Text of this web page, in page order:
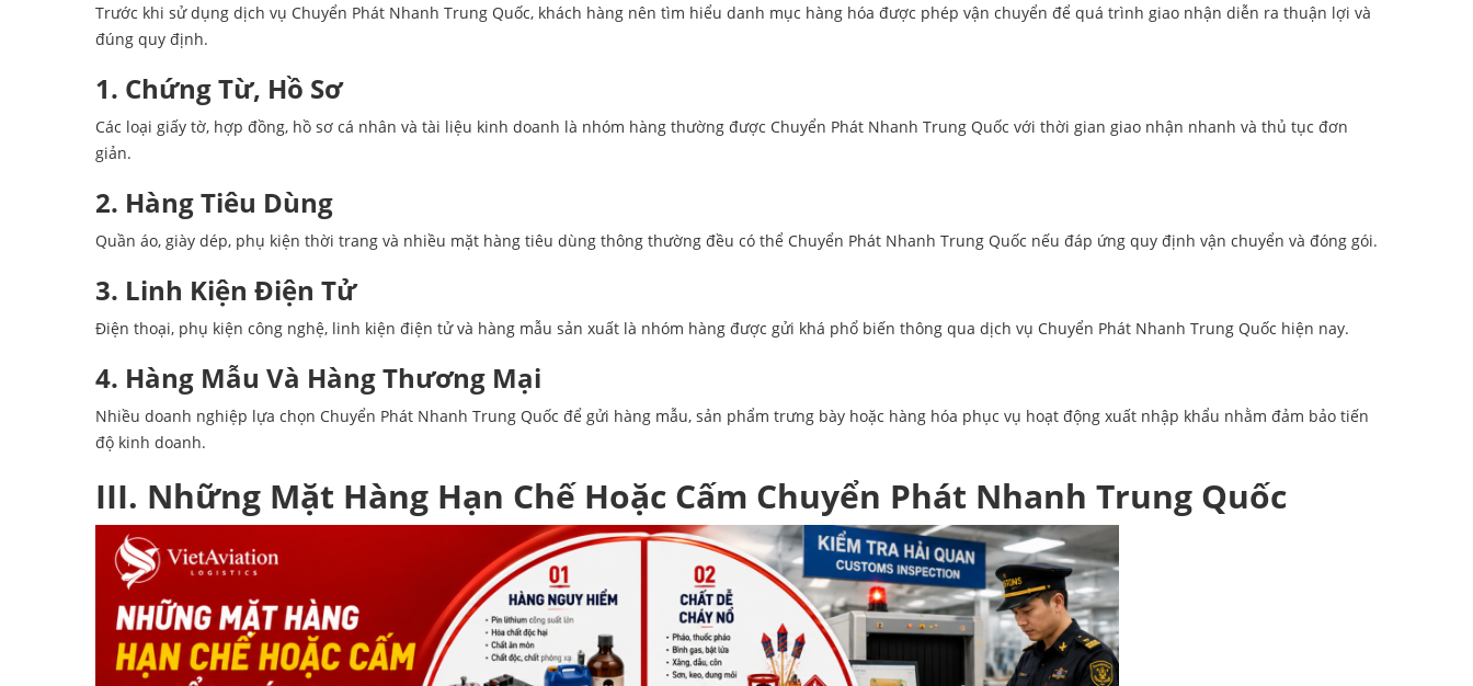
Trước khi sử dụng dịch vụ Chuyển Phát Nhanh Trung Quốc, khách hàng nên tìm hiểu danh mục hàng hóa được phép vận chuyển để quá trình giao nhận diễn ra thuận lợi và
đúng quy định.
1. Chứng Từ, Hồ Sơ
Các loại giấy tờ, hợp đồng, hồ sơ cá nhân và tài liệu kinh doanh là nhóm hàng thường được Chuyển Phát Nhanh Trung Quốc với thời gian giao nhận nhanh và thủ tục đơn
giản.
2. Hàng Tiêu Dùng
Quần áo, giày dép, phụ kiện thời trang và nhiều mặt hàng tiêu dùng thông thường đều có thể Chuyển Phát Nhanh Trung Quốc nếu đáp ứng quy định vận chuyển và đóng gói.
3. Linh Kiện Điện Tử
Điện thoại, phụ kiện công nghệ, linh kiện điện tử và hàng mẫu sản xuất là nhóm hàng được gửi khá phổ biến thông qua dịch vụ Chuyển Phát Nhanh Trung Quốc hiện nay.
4. Hàng Mẫu Và Hàng Thương Mại
Nhiều doanh nghiệp lựa chọn Chuyển Phát Nhanh Trung Quốc để gửi hàng mẫu, sản phẩm trưng bày hoặc hàng hóa phục vụ hoạt động xuất nhập khẩu nhằm đảm bảo tiến
độ kinh doanh.
III. Những Mặt Hàng Hạn Chế Hoặc Cấm Chuyển Phát Nhanh Trung Quốc